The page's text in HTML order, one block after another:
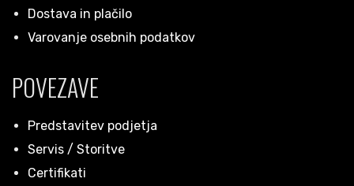
Dostava in plačilo
Varovanje osebnih podatkov
POVEZAVE
Predstavitev podjetja
Servis / Storitve
Certifikati